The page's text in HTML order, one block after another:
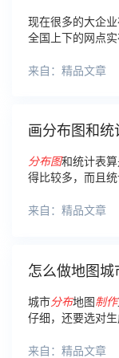
现在很多的大企
全国上下的网点
软件来处理网点
来自：精品文章
画分布图和统
分布图和统计表
得比较多，而且
来自：精品文章
怎么做地图城
城市分布地图 制作
仔细，还要选对
表的软件无法快速
来自：精品文章